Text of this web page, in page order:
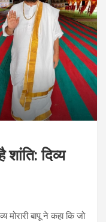
दिव्य
मोरारी बापू ने कहा कि जो